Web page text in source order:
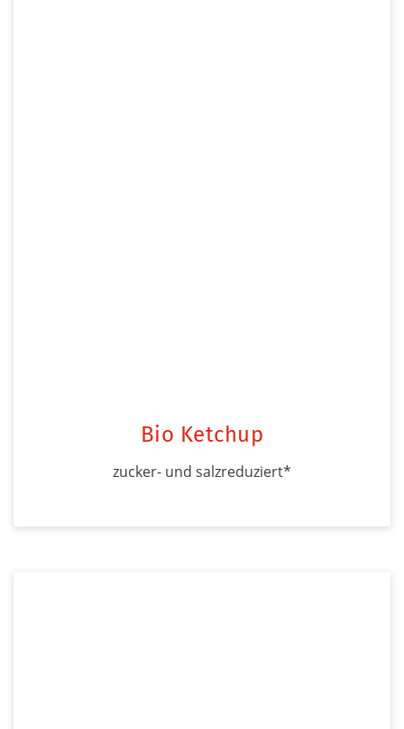
Bio Ketchup
zucker- und salzreduziert*